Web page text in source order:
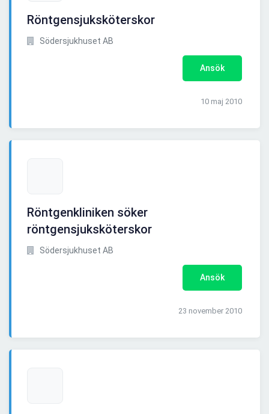
Röntgensjuksköterskor
Södersjukhuset AB
Ansök
10 maj 2010
Röntgenkliniken söker
röntgensjuksköterskor
Södersjukhuset AB
Ansök
23 november 2010